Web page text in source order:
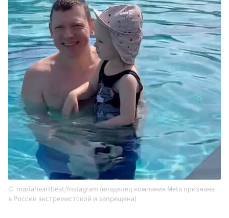
mariaheartbeat/Instagram (владелец компания Meta признана
в России экстремистской и запрещена)